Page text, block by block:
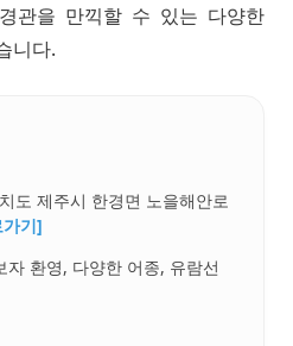
관을 만끽할 수 있는 다양한
니다.
도 제주시 한경면 노을해안로
기]
자 환영, 다양한 어종, 유람선